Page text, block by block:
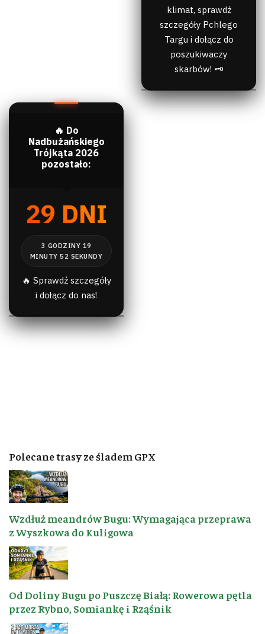
klimat, sprawdź
szczegóły Pchlego
Targu i dołącz do
poszukiwaczy
skarbów! 🗝️
🔥 Do
Nadbużańskiego
Trójkąta 2026
pozostało:
29 DNI
🔥 Sprawdź szczegóły
i dołącz do nas!
Polecane trasy ze śladem GPX
Wzdłuż meandrów Bugu: Wymagająca przeprawa
z Wyszkowa do Kuligowa
Od Doliny Bugu po Puszczę Białą: Rowerowa pętla
przez Rybno, Somiankę i Rząśnik